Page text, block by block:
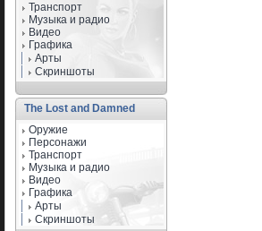
Транспорт
Музыка и радио
Видео
Графика
Арты
Скриншоты
The Lost and Damned
Оружие
Персонажи
Транспорт
Музыка и радио
Видео
Графика
Арты
Скриншоты